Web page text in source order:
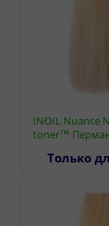
INOIL Nuance
toner™
Только